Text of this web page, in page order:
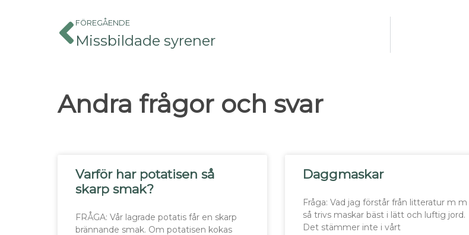
FÖREGÅENDE
Missbildade syrener
Andra frågor och svar
Varför har potatisen så
skarp smak?
FRÅGA: Vår lagrade potatis får en skarp
brännande smak. Om potatisen kokas
Daggmaskar
Fråga: Vad jag förstår från litteratur m m
så trivs maskar bäst i lätt och luftig jord.
Det stämmer inte i vårt